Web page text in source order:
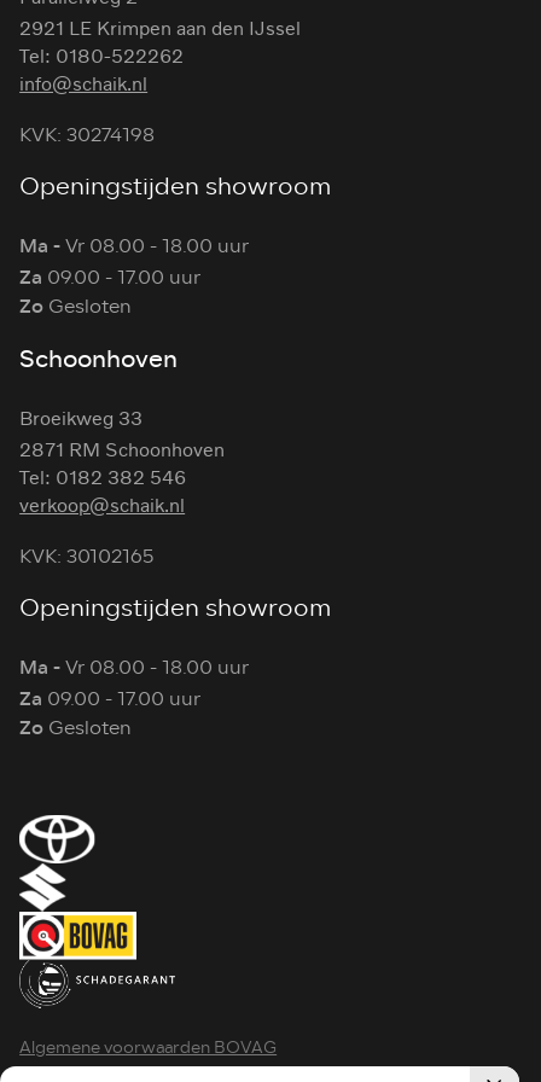
2921 LE Krimpen aan den IJssel
Tel: 0180-522262
info@schaik.nl
KVK: 30274198
Openingstijden showroom
Ma -Vr 08.00 - 18.00 uur
Za 09.00 - 17.00 uur
Zo Gesloten
Schoonhoven
Broeikweg 33
2871 RM Schoonhoven
Tel: 0182 382 546
verkoop@schaik.nl
KVK: 30102165
Openingstijden showroom
Ma -Vr 08.00 - 18.00 uur
Za 09.00 - 17.00 uur
Zo Gesloten
Algemene voorwaarden BOVAG